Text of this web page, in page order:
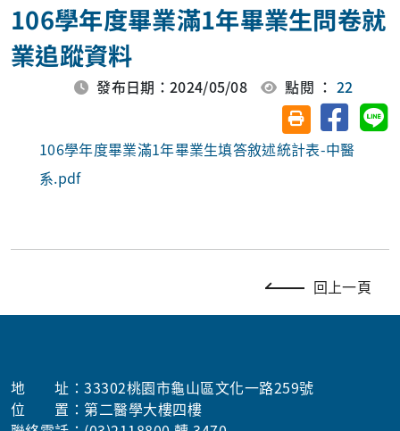
106學年度畢業滿1年畢業生問卷就
業追蹤資料
發布日期：2024/05/08 點閱 ：22
友善列印(另開視
分享至
106學年度畢業滿1年畢業生填答敘述統計表-中醫
系.pdf
回上一頁
地 址：33302桃園市龜山區文化一路259號
位 置：第二醫學大樓四樓